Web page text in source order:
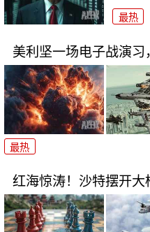
最热
美利坚一场电子战演习
最热
红海惊涛！沙特摆开